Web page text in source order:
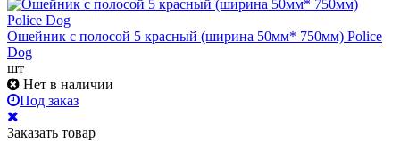
Ошейник с полосой 5 красный (ширина 50мм* 750мм) Police
Dog
шт
Нет в наличии
Под заказ
Заказать товар